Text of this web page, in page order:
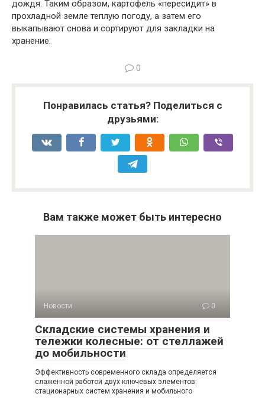
дождя. Таким образом, картофель «пересидит» в
прохладной земле теплую погоду, а затем его
выкапывают снова и сортируют для закладки на
хранение.
0
Понравилась статья? Поделиться с
друзьями:
Вам также может быть интересно
Новости 0
Складские системы хранения и
тележки колесные: от стеллажей
до мобильности
Эффективность современного склада определяется
слаженной работой двух ключевых элементов:
стационарных систем хранения и мобильного